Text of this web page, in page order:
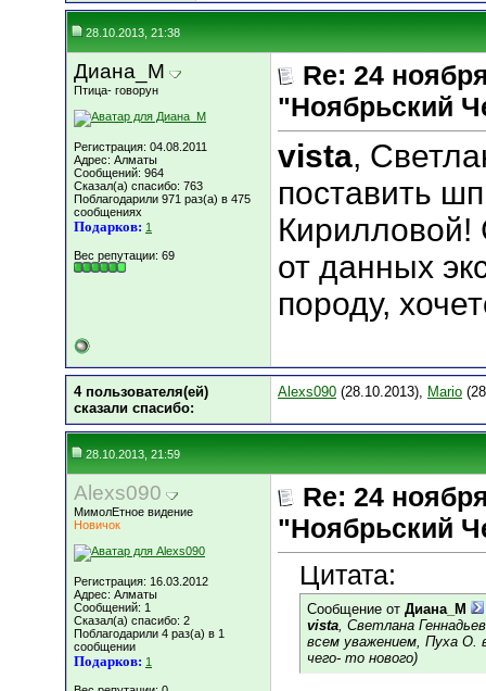
28.10.2013, 21:38
Диана_М
Птица- говорун
Регистрация: 04.08.2011
Адрес: Алматы
Сообщений: 964
Сказал(а) спасибо: 763
Поблагодарили 971 раз(а) в 475
сообщениях
Подарков: 1
Вес репутации: 69
Re: 24
"Ноябрьский
vista,
поставить
Кирилловой!
от данных
породу,
4 пользователя(ей)
сказали cпасибо:
Alexs090 (28.10.2013), Mario
28.10.2013, 21:59
Alexs090
МимолЕтное видение
Новичок
Регистрация: 16.03.2012
Адрес: Алматы
Сообщений: 1
Сказал(а) спасибо: 2
Поблагодарили 4 раз(а) в 1
сообщении
Подарков: 1
Re: 24
"Ноябрьский
Цитата:
Сообщение от Диана_М
vista, Светлана
всем уважением, Пуха О.
чего- то нового)